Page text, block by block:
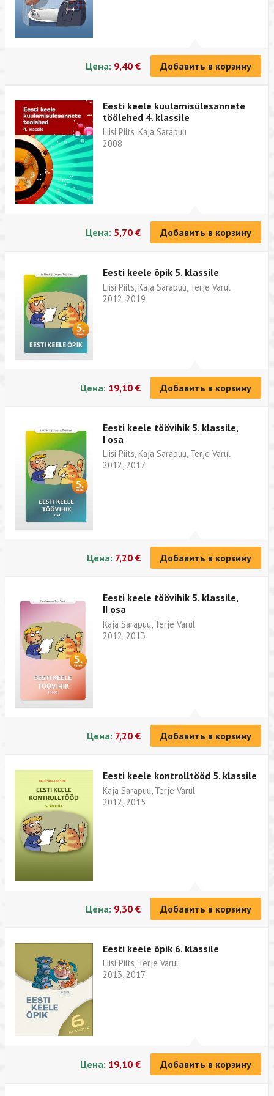
Цена: 9,40 € Добавить в корзину
Eesti keele kuulamisülesannete
töölehed 4. klassile
Liisi Piits, Kaja Sarapuu
2008
Цена: 5,70 € Добавить в корзину
Eesti keele õpik 5. klassile
Liisi Piits, Kaja Sarapuu, Terje Varul
2012, 2019
Цена: 19,10 € Добавить в корзину
Eesti keele töövihik 5. klassile,
I osa
Liisi Piits, Kaja Sarapuu, Terje Varul
2012, 2017
Цена: 7,20 € Добавить в корзину
Eesti keele töövihik 5. klassile,
II osa
Kaja Sarapuu, Terje Varul
2012, 2013
Цена: 7,20 € Добавить в корзину
Eesti keele kontrolltööd 5. klassile
Kaja Sarapuu, Terje Varul
2012, 2015
Цена: 9,30 € Добавить в корзину
Eesti keele õpik 6. klassile
Liisi Piits, Terje Varul
2013, 2017
Цена: 19,10 € Добавить в корзину